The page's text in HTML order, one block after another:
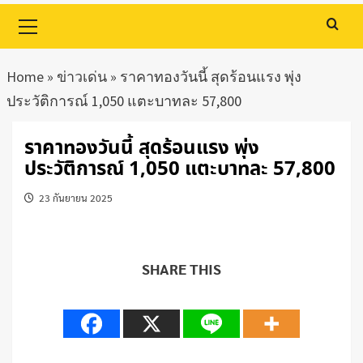
Menu
Home» ข่าวเด่น» ราคาทองวันนี้ สุดร้อนแรง พุ่ง
ประวัติการณ์ 1,050 แตะบาทละ 57,800
ราคาทองวันนี้ สุดร้อนแรง พุ่ง
ประวัติการณ์ 1,050 แตะบาทละ 57,800
23 กันยายน 2025
SHARE THIS